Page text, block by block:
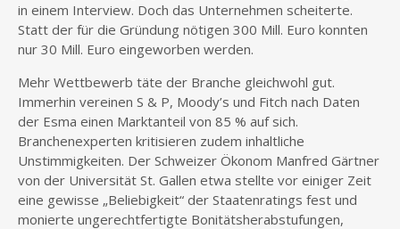
in einem Interview. Doch das Unternehmen scheiterte.
Statt der für die Gründung nötigen 300 Mill. Euro konnten
nur 30 Mill. Euro eingeworben werden.
Mehr Wettbewerb täte der Branche gleichwohl gut.
Immerhin vereinen S & P, Moody’s und Fitch nach Daten
der Esma einen Marktanteil von 85 % auf sich.
Branchenexperten kritisieren zudem inhaltliche
Unstimmigkeiten. Der Schweizer Ökonom Manfred Gärtner
von der Universität St. Gallen etwa stellte vor einiger Zeit
eine gewisse „Beliebigkeit“ der Staatenratings fest und
monierte ungerechtfertigte Bonitätsherabstufungen,